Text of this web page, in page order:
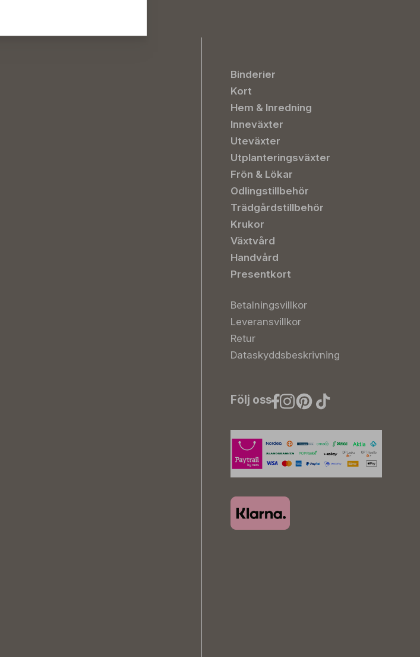
Binderier
Kort
Hem & Inredning
Inneväxter
Uteväxter
Utplanteringsväxter
Frön & Lökar
Odlingstillbehör
Trädgårdstillbehör
Krukor
Växtvård
Handvård
Presentkort
Betalningsvillkor
Leveransvillkor
Retur
Dataskyddsbeskrivning
Följ oss